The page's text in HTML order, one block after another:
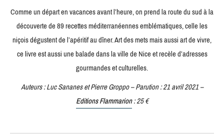
Comme un départ en vacances avant l’heure, on prend la route du sud à la
découverte de 89 recettes méditerranéennes emblématiques, celle les
niçois dégustent de l’apéritif au dîner. Art des mets mais aussi art de vivre,
ce livre est aussi une balade dans la ville de Nice et recèle d’adresses
gourmandes et culturelles.
Auteurs : Luc Sananes et Pierre Groppo – Parution : 21 avril 2021 –
Editions Flammarion: 25 €